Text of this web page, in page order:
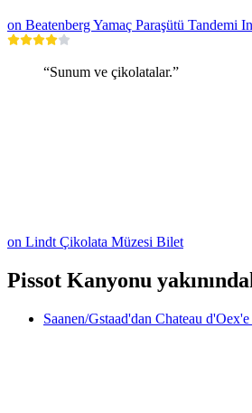
on Beatenberg Yamaç Paraşütü Tandemi
“Sunum ve çikolatalar.”
on Lindt Çikolata Müzesi Bilet
Pissot Kanyonu
Saanen/Gstaad'dan Chateau